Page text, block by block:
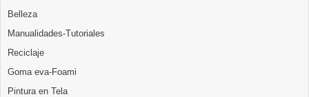
Belleza
Manualidades-Tutoriales
Reciclaje
Goma eva-Foami
Pintura en Tela